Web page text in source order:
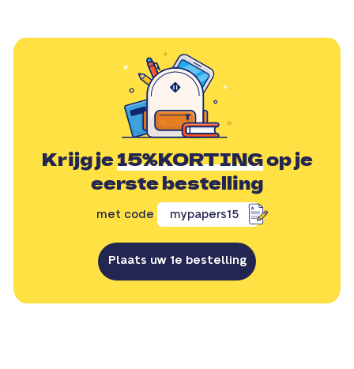
Krijg je15%KORTINGop je
eerste bestelling
met code mypapers15
Plaats uw 1e bestelling